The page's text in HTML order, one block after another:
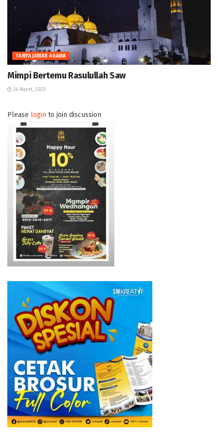
TANYA JAWAB AGAMA
Mimpi Bertemu Rasulullah Saw
24 Maret, 2023
Please login to join discussion